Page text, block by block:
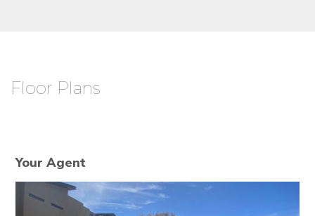
Floor Plans
Your Agent